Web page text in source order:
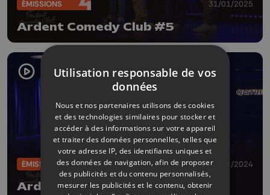
ÉMISSIONS 31/01/2025
Ardent Comedy Club #5
ÉMISSIONS 20/12/2024
Ardent Comedy Club #4
Utilisation responsable de vos
données
Nous et nos partenaires utilisons des cookies
et des technologies similaires pour stocker et
accéder à des informations sur votre appareil
et traiter des données personnelles, telles que
votre adresse IP, des identifiants uniques et
des données de navigation, afin de proposer
des publicités et du contenu personnalisés,
mesurer les publicités et le contenu, obtenir